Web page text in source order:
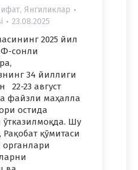
, Янгиликлар
23.08.2025
2025 йил
Ф-сонли
34 йиллиги
22-23 август
файзли маҳалла
остида
Шу
қўмитаси
органлари